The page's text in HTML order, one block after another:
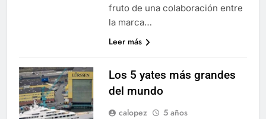
fruto de una colaboración entre
la marca…
Leer más
Los 5 yates más grandes
del mundo
calopez
5 años